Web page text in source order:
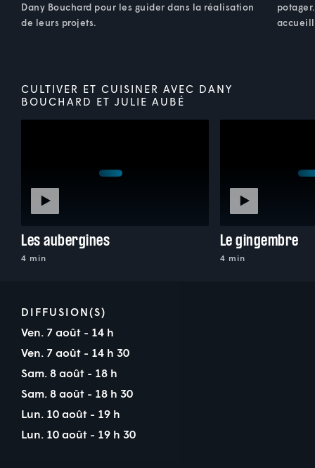
Dany Bouchard pour les guider dans la réalisation
de leurs projets.
CULTIVER ET CUISINER AVEC DANY
BOUCHARD ET JULIE AUBÉ
Les aubergines
4 min
Le gingembre
4 min
DIFFUSION(S)
Ven. 7 août - 14 h
Ven. 7 août - 14 h 30
Sam. 8 août - 18 h
Sam. 8 août - 18 h 30
Lun. 10 août - 19 h
Lun. 10 août - 19 h 30